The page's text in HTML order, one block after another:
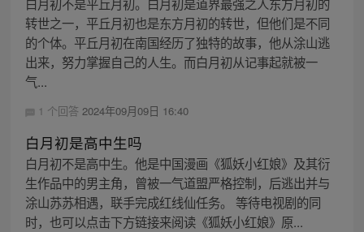
转世之一，平丘月初也是东方月初的转世，但他们是不同
的个体。平丘月初在南国经历了独特的故事，他从涂山逃
出来，努力掌握自己的人生。而白月初从记事起就被一
气...
1 个回答 2024年09月09日 16:40
白月初是高中生吗
白月初不是高中生。他是中国漫画《狐妖小红娘》及其衍
生作品中的男主角，曾被一气道盟严格控制，后逃出并与
涂山苏苏相遇，联手完成红线仙任务。 等待电视剧的同
时，也可以点击下方链接来阅读《狐妖小红娘》原...